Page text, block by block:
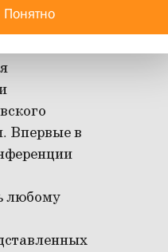
Впервые в
любому
Понятно